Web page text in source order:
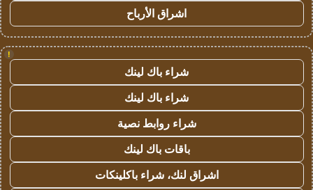
اشراق الأرباح
!
شراء باك لينك
شراء باك لينك
شراء روابط نصية
باقات باك لينك
اشراق لنك، شراء باكلينكات